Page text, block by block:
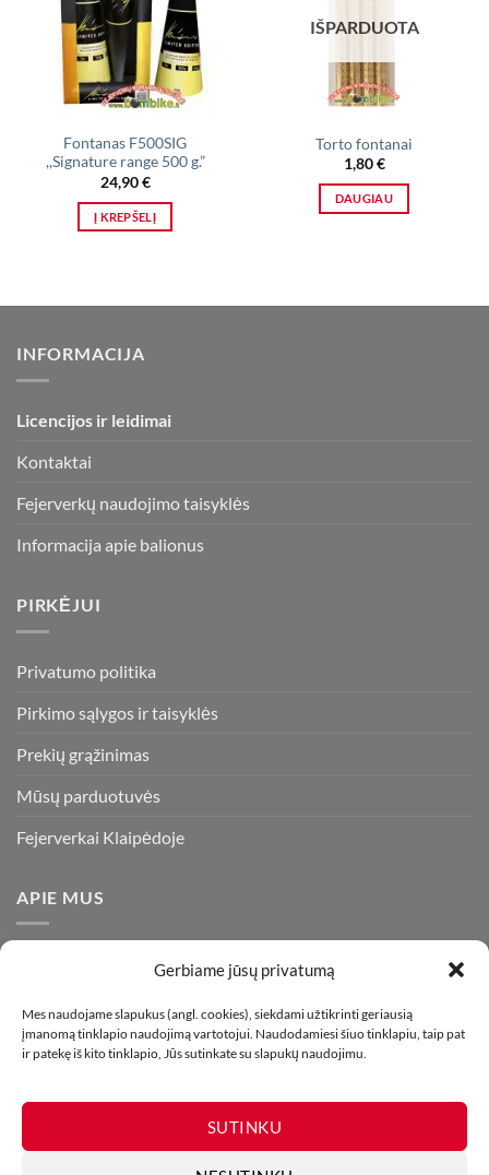
Gerbiame jūsų privatumą
Mes naudojame slapukus (angl. cookies), siekdami užtikrinti geriausią
įmanomą tinklapio naudojimą vartotojui. Naudodamiesi šiuo tinklapiu, taip pat
ir patekę iš kito tinklapio, Jūs sutinkate su slapukų naudojimu.
SUTINKU
Fontanas F500SIG
,,Signature range 500 g.”
24,90€
Į KREPŠELĮ
IŠPARDUOTA
Torto fontanai
1,80€
DAUGIAU
INFORMACIJA
Licencijos ir leidimai
Kontaktai
Fejerverkų naudojimo taisyklės
Informacija apie balionus
PIRKĖJUI
Privatumo politika
Pirkimo sąlygos ir taisyklės
Prekių grąžinimas
Mūsų parduotuvės
Fejerverkai Klaipėdoje
APIE MUS
visada stengiamės pasiūlyti tik kokybiškiausius ir geriausius
gaminius už bene mažiausią kainą rinkoje. Prekes pristatome
visoje Lietuvoje.